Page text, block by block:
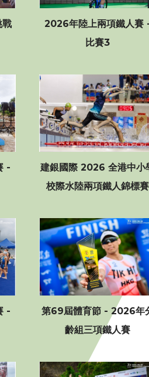
助商 / 宣傳
聯絡我們
戰
2026年陸上兩項鐵人賽
比賽3
-
建銀國際 2026 全港中小
校際水陸兩項鐵人錦標賽
-
第69屆體育節 - 2026年
齡組三項鐵人賽